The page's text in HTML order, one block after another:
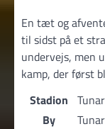
En tæt og
til sidst på et
undervejs, men
kamp, der først
Stadion
By